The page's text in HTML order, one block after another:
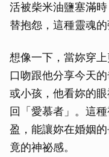
活被柴米油鹽塞滿
替抱怨，這種靈魂的
想像一下，當妳穿
口吻跟他分享今天
或小孩，他看妳的
回「愛慕者」。這
盈，能讓妳在婚姻
竟的神祕感。